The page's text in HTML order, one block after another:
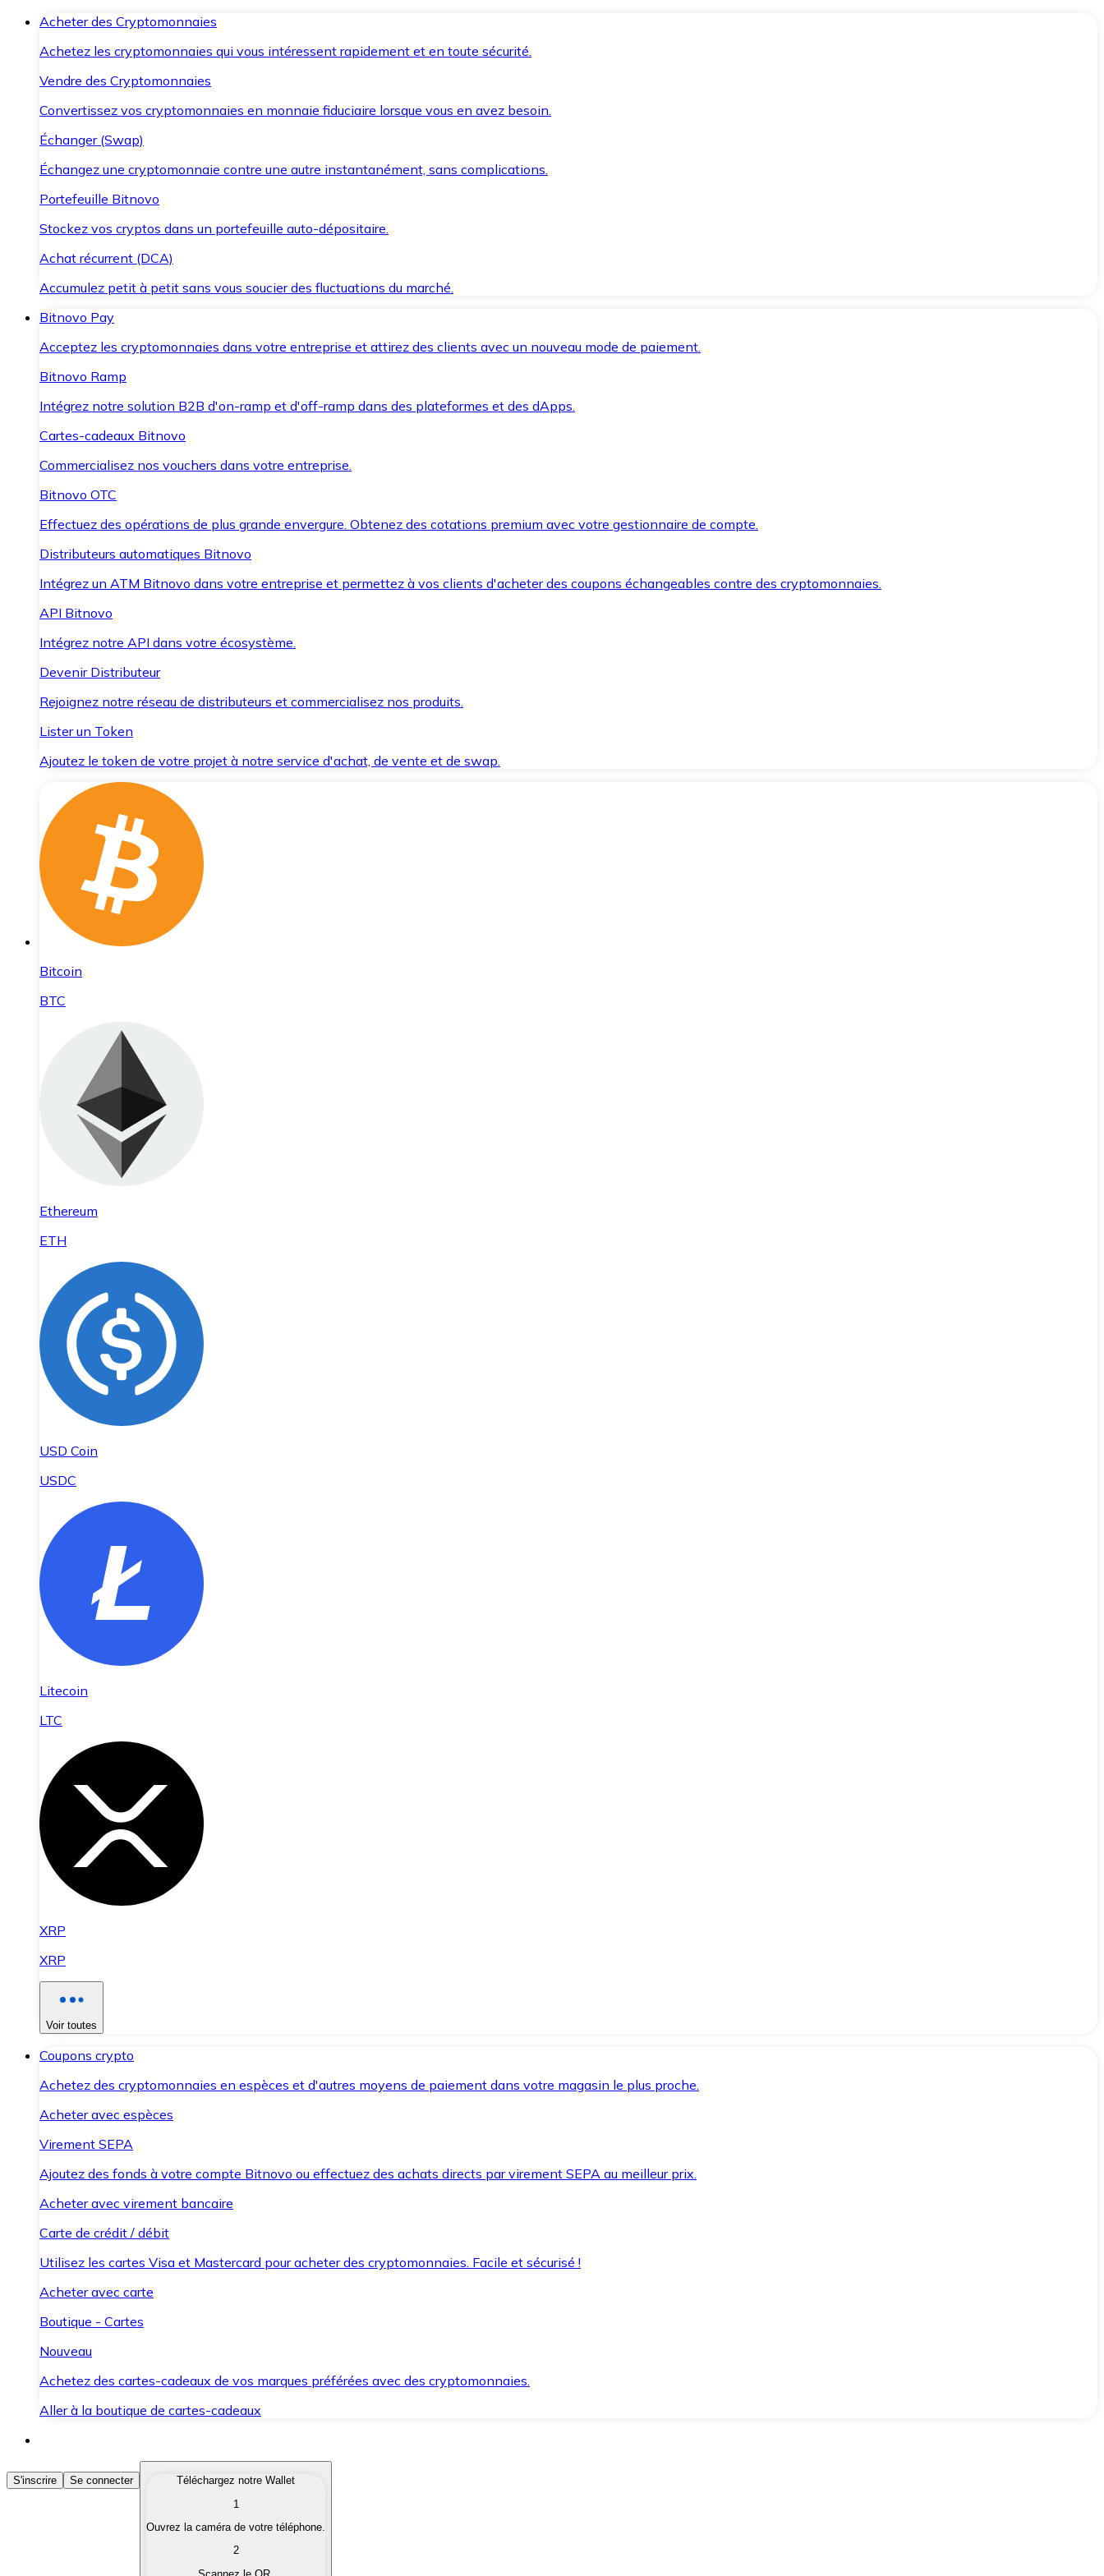
Acheter des Cryptomonnaies
Achetez les cryptomonnaies qui vous intéressent rapidement et en toute sécurité.
Vendre des Cryptomonnaies
Convertissez vos cryptomonnaies en monnaie fiduciaire lorsque vous en avez besoin.
Échanger (Swap)
Échangez une cryptomonnaie contre une autre instantanément, sans complications.
Portefeuille Bitnovo
Stockez vos cryptos dans un portefeuille auto-dépositaire.
Achat récurrent (DCA)
Accumulez petit à petit sans vous soucier des fluctuations du marché.
Bitnovo Pay
Acceptez les cryptomonnaies dans votre entreprise et attirez des clients avec un nouveau mode de paiement.
Bitnovo Ramp
Intégrez notre solution B2B d'on-ramp et d'off-ramp dans des plateformes et des dApps.
Cartes-cadeaux Bitnovo
Commercialisez nos vouchers dans votre entreprise.
Bitnovo OTC
Effectuez des opérations de plus grande envergure. Obtenez des cotations premium avec votre gestionnaire de compte.
Distributeurs automatiques Bitnovo
Intégrez un ATM Bitnovo dans votre entreprise et permettez à vos clients d'acheter des coupons échangeables contre des cryptomonnaies.
API Bitnovo
Intégrez notre API dans votre écosystème.
Devenir Distributeur
Rejoignez notre réseau de distributeurs et commercialisez nos produits.
Lister un Token
Ajoutez le token de votre projet à notre service d'achat, de vente et de swap.
Bitcoin
BTC
Ethereum
ETH
USD Coin
USDC
Litecoin
LTC
XRP
XRP
Voir toutes
Coupons crypto
Achetez des cryptomonnaies en espèces et d'autres moyens de paiement dans votre magasin le plus proche.
Acheter avec espèces
Virement SEPA
Ajoutez des fonds à votre compte Bitnovo ou effectuez des achats directs par virement SEPA au meilleur prix.
Acheter avec virement bancaire
Carte de crédit / débit
Utilisez les cartes Visa et Mastercard pour acheter des cryptomonnaies. Facile et sécurisé !
Acheter avec carte
Boutique - Cartes
Nouveau
Achetez des cartes-cadeaux de vos marques préférées avec des cryptomonnaies.
Aller à la boutique de cartes-cadeaux
Acheter des Cryptomonnaies
Achetez les cryptomonnaies qui vous intéressent rapidement et en toute sécurité.
Convertissez vos cryptomonnaies en monnaie fiduciaire lorsque vous en avez besoin.
S'inscrire Se connecter
Téléchargez notre Wallet
1
Ouvrez la caméra de votre téléphone.
2